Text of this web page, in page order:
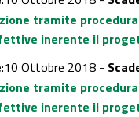
tramite
inerente il
:10 Ottobre 2018 -
tramite
inerente il